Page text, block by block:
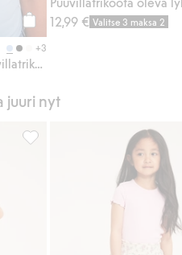
Osta
+3
Lyhythihainen paita puuvillatrikoosta
12,99 € Valitse 3 maksa 2
juuri nyt
Ribatut leggingsit, Lisää